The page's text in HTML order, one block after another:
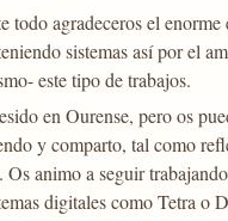
todo agradeceros el
sistemas así por el
este tipo de trabajos.
en Ourense, pero os
y comparto, tal como
Os animo a seguir
digitales como Tetra o